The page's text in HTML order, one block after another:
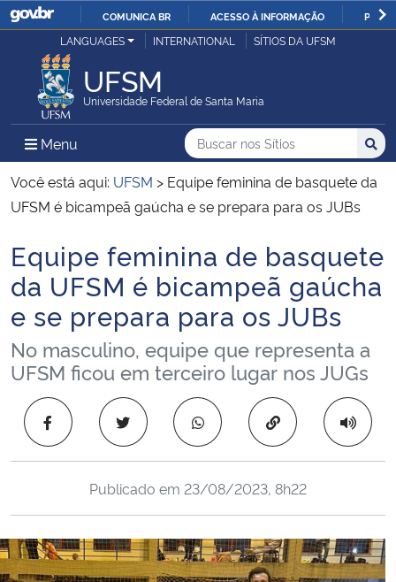
IR
COMUNICA BR ACESSO À INFORMAÇÃO
Ministério da Justiça e Segurança Pública
Ministério da Defesa
Ministério das Relações Exteriores
Ministério da Infraestrutura
Ministério da Agricultura, Pecuária e Abastecimento
Ministério da Educação
Ministério da Cidadania
Ministério da Saúde
Ministério da Ciência, Tecnologia, Inovações e Comunicações
LANGUAGES INTERNATIONAL SÍTIOS DA UFSM
UFSM
Universidade Federal de Santa Maria
Menu Menu Principal do Sítio
Busca
Buscar no nos Sítios
Busca:
Você está aqui: UFSM > Equipe feminina de basquete da
UFSM é bicampeã gaúcha e se prepara para os JUBs
Início do conteúdo
Equipe feminina de basquete
da UFSM é bicampeã gaúcha
e se prepara para os JUBs
No masculino, equipe que representa a
UFSM ficou em terceiro lugar nos JUGs
Copiar para área
Publicado em 23/08/2023, 8h22